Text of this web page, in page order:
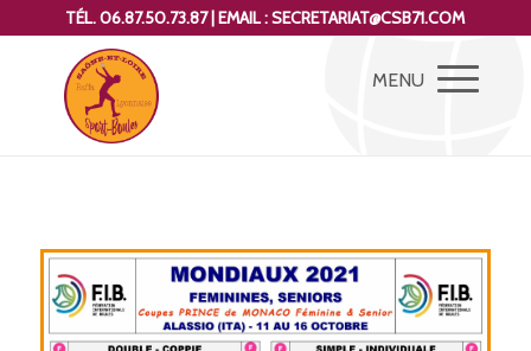
TÉL. 06.87.50.73.87 | EMAIL : SECRETARIAT@CSB71.COM